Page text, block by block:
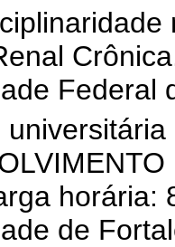
Federal
horária:
de